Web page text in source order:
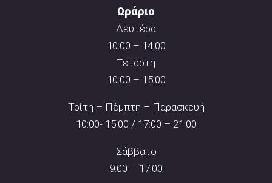
Ωράριο
Δευτέρα
10:00 – 14:00
Τετάρτη
10:00 – 15:00
Τρίτη – Πέμπτη – Παρασκευή
10:00- 15:00 / 17:00 – 21:00
Σάββατο
9:00 – 17:00